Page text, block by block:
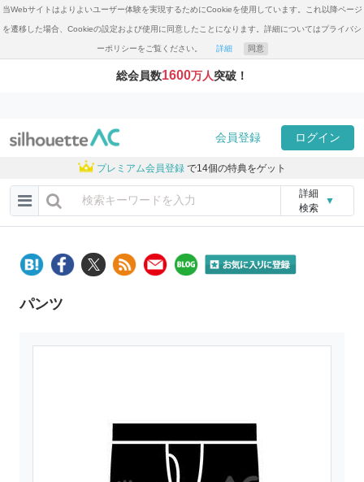
当Webサイトはよりよいユーザー体験を実現するためにCookieを使用しています。これ以降ページ
を遷移した場合、Cookieの設定および使用に同意したことになります。詳細についてはプライバシ
ーポリシーをご覧ください。 詳細 同意
総会員数1600万人突破！
会員登録 ログイン
プレミアム会員登録 で14個の特典をゲット
詳細
検索
▼
パンツ